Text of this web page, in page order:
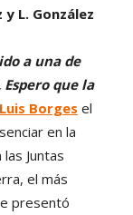
L. González
a una de
que la
Borges el
en la
Juntas
el más
presentó